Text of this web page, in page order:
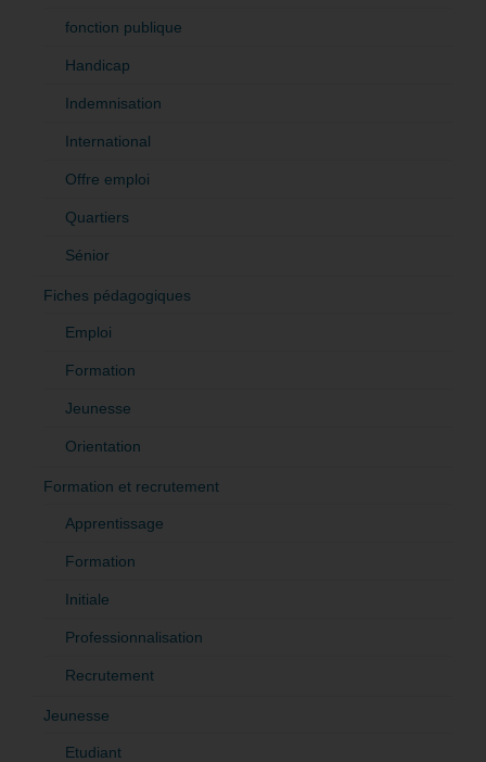
fonction publique
Handicap
Indemnisation
International
Offre emploi
Quartiers
Sénior
Fiches pédagogiques
Emploi
Formation
Jeunesse
Orientation
Formation et recrutement
Apprentissage
Formation
Initiale
Professionnalisation
Recrutement
Jeunesse
Etudiant